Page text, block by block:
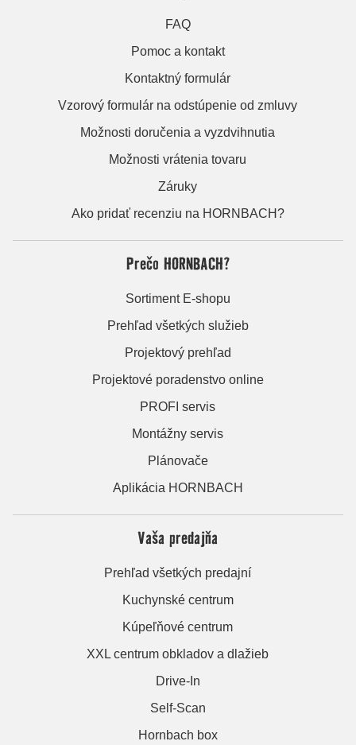
FAQ
Pomoc a kontakt
Kontaktný formulár
Vzorový formulár na odstúpenie od zmluvy
Možnosti doručenia a vyzdvihnutia
Možnosti vrátenia tovaru
Záruky
Ako pridať recenziu na HORNBACH?
Prečo HORNBACH?
Sortiment E-shopu
Prehľad všetkých služieb
Projektový prehľad
Projektové poradenstvo online
PROFI servis
Montážny servis
Plánovače
Aplikácia HORNBACH
Vaša predajňa
Prehľad všetkých predajní
Kuchynské centrum
Kúpeľňové centrum
XXL centrum obkladov a dlažieb
Drive-In
Self-Scan
Hornbach box